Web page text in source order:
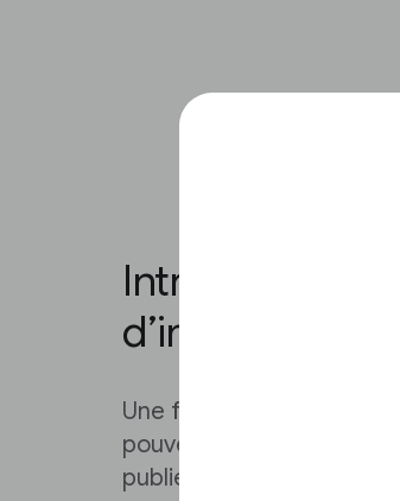
Introduction à
d’image.
Une fois que vous avez
pouvez étudier les
publiée.